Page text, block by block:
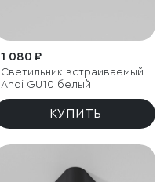
1 080 ₽
Светильник встраиваемый
Andi GU10 белый
КУПИТЬ